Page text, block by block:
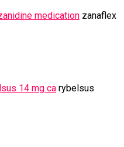
medication zanaflex
14 mg ca rybelsus